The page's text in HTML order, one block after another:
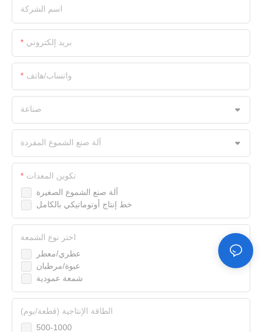
اسم الشركة
بريد إلكتروني
واتساب/هاتف
صناعة
آلة صنع الشموع المفردة
آلة صنع الشموع الصغيرة
خط إنتاج أوتوماتيكي بالكامل
تكوين المعدات
عطري/معطر
عبوة/مرطبان
شمعة عمودية
اختر نوع الشمعة
500-1000
الطاقة الإنتاجية (قطعة/يوم)